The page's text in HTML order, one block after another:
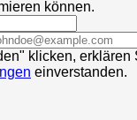
können.
klicken,
einverstanden.